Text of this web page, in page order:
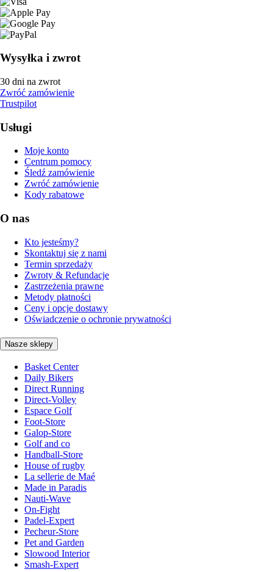
Wysyłka i zwrot
30 dni na zwrot
Zwróć zamówienie
Trustpilot
Usługi
Moje konto
Centrum pomocy
Śledź zamówienie
Zwróć zamówienie
Kody rabatowe
O nas
Kto jesteśmy?
Skontaktuj się z nami
Termin sprzedaży
Zwroty & Refundacje
Zastrzeżenia prawne
Metody płatności
Ceny i opcje dostawy
Oświadczenie o ochronie prywatności
Nasze sklepy
Basket Center
Daily Bikers
Direct Running
Direct-Volley
Espace Golf
Foot-Store
Galop-Store
Golf and co
Handball-Store
House of rugby
La sellerie de Maé
Made in Paradis
Nauti-Wave
On-Fight
Padel-Expert
Pecheur-Store
Pet and Garden
Slowood Interior
Smash-Expert